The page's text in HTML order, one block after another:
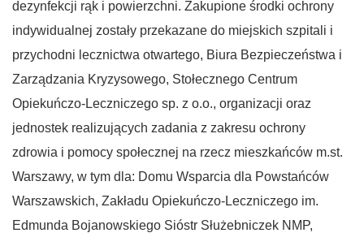
dezynfekcji rąk i powierzchni. Zakupione środki ochrony
indywidualnej zostały przekazane do miejskich szpitali i
przychodni lecznictwa otwartego, Biura Bezpieczeństwa i
Zarządzania Kryzysowego, Stołecznego Centrum
Opiekuńczo-Leczniczego sp. z o.o., organizacji oraz
jednostek realizujących zadania z zakresu ochrony
zdrowia i pomocy społecznej na rzecz mieszkańców m.st.
Warszawy, w tym dla: Domu Wsparcia dla Powstańców
Warszawskich, Zakładu Opiekuńczo-Leczniczego im.
Edmunda Bojanowskiego Sióstr Służebniczek NMP,